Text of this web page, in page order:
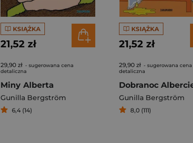
KSIĄŻKA
21,52 zł
29,90 zł - sugerowana cena
detaliczna
Miny Alberta
Gunilla Bergström
6,4 (14)
KSIĄŻKA
21,52 zł
29,90 zł - sugerowana cena
detaliczna
Gunilla Bergström
8,0 (111)